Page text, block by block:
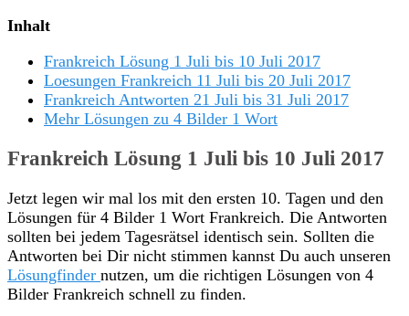
Inhalt
Frankreich Lösung 1 Juli bis 10 Juli 2017
Loesungen Frankreich 11 Juli bis 20 Juli 2017
Frankreich Antworten 21 Juli bis 31 Juli 2017
Mehr Lösungen zu 4 Bilder 1 Wort
Frankreich Lösung 1 Juli bis 10 Juli 2017
Jetzt legen wir mal los mit den ersten 10. Tagen und den
Lösungen für 4 Bilder 1 Wort Frankreich. Die Antworten
sollten bei jedem Tagesrätsel identisch sein. Sollten die
Antworten bei Dir nicht stimmen kannst Du auch unseren
Lösungfinder nutzen, um die richtigen Lösungen von 4
Bilder Frankreich schnell zu finden.